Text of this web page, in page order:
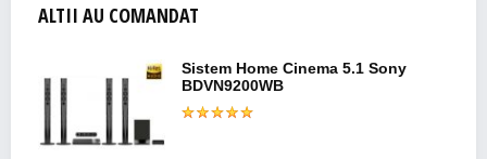
ALTII AU COMANDAT
Sistem Home Cinema 5.1 Sony
BDVN9200WB